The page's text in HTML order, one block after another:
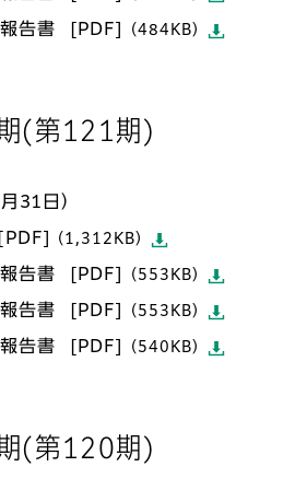
告書 （484KB）
(第121期)
31日）
（1,312KB）
告書 （553KB）
告書 （553KB）
告書 （540KB）
(第120期)